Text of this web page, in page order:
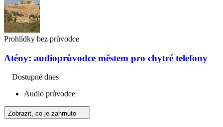
Prohlídky bez průvodce
Atény: audioprůvodce městem pro chytré telefony
Dostupné dnes
Audio průvodce
Zobrazit, co je zahrnuto